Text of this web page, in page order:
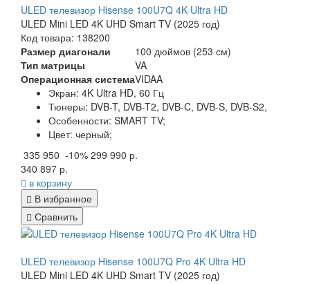
ULED телевизор Hisense 100U7Q 4K Ultra HD
ULED Mini LED 4K UHD Smart TV (2025 год)
Код товара: 138200
Размер диагонали
100 дюймов (253 см)
Тип матрицы
VA
Операционная системаVIDAA
Экран: 4K Ultra HD, 60 Гц
Тюнеры: DVB-T, DVB-T2, DVB-C, DVB-S, DVB-S2,
Особенности: SMART TV;
Цвет: черный;
335 950 -10% 299 990 р.
340 897 р.
в корзину
В избранное
Сравнить
ULED телевизор Hisense 100U7Q Pro 4K Ultra HD
ULED Mini LED 4K UHD Smart TV (2025 год)